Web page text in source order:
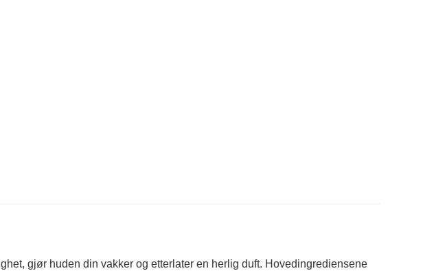
gjør huden din vakker og etterlater en herlig duft. Hovedingrediensene